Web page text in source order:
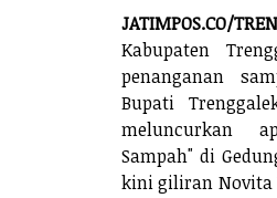
JATIMPOS.CO/
Kabupaten
penanganan
Bupati
meluncurkan
Sampah" di
kini giliran Novita